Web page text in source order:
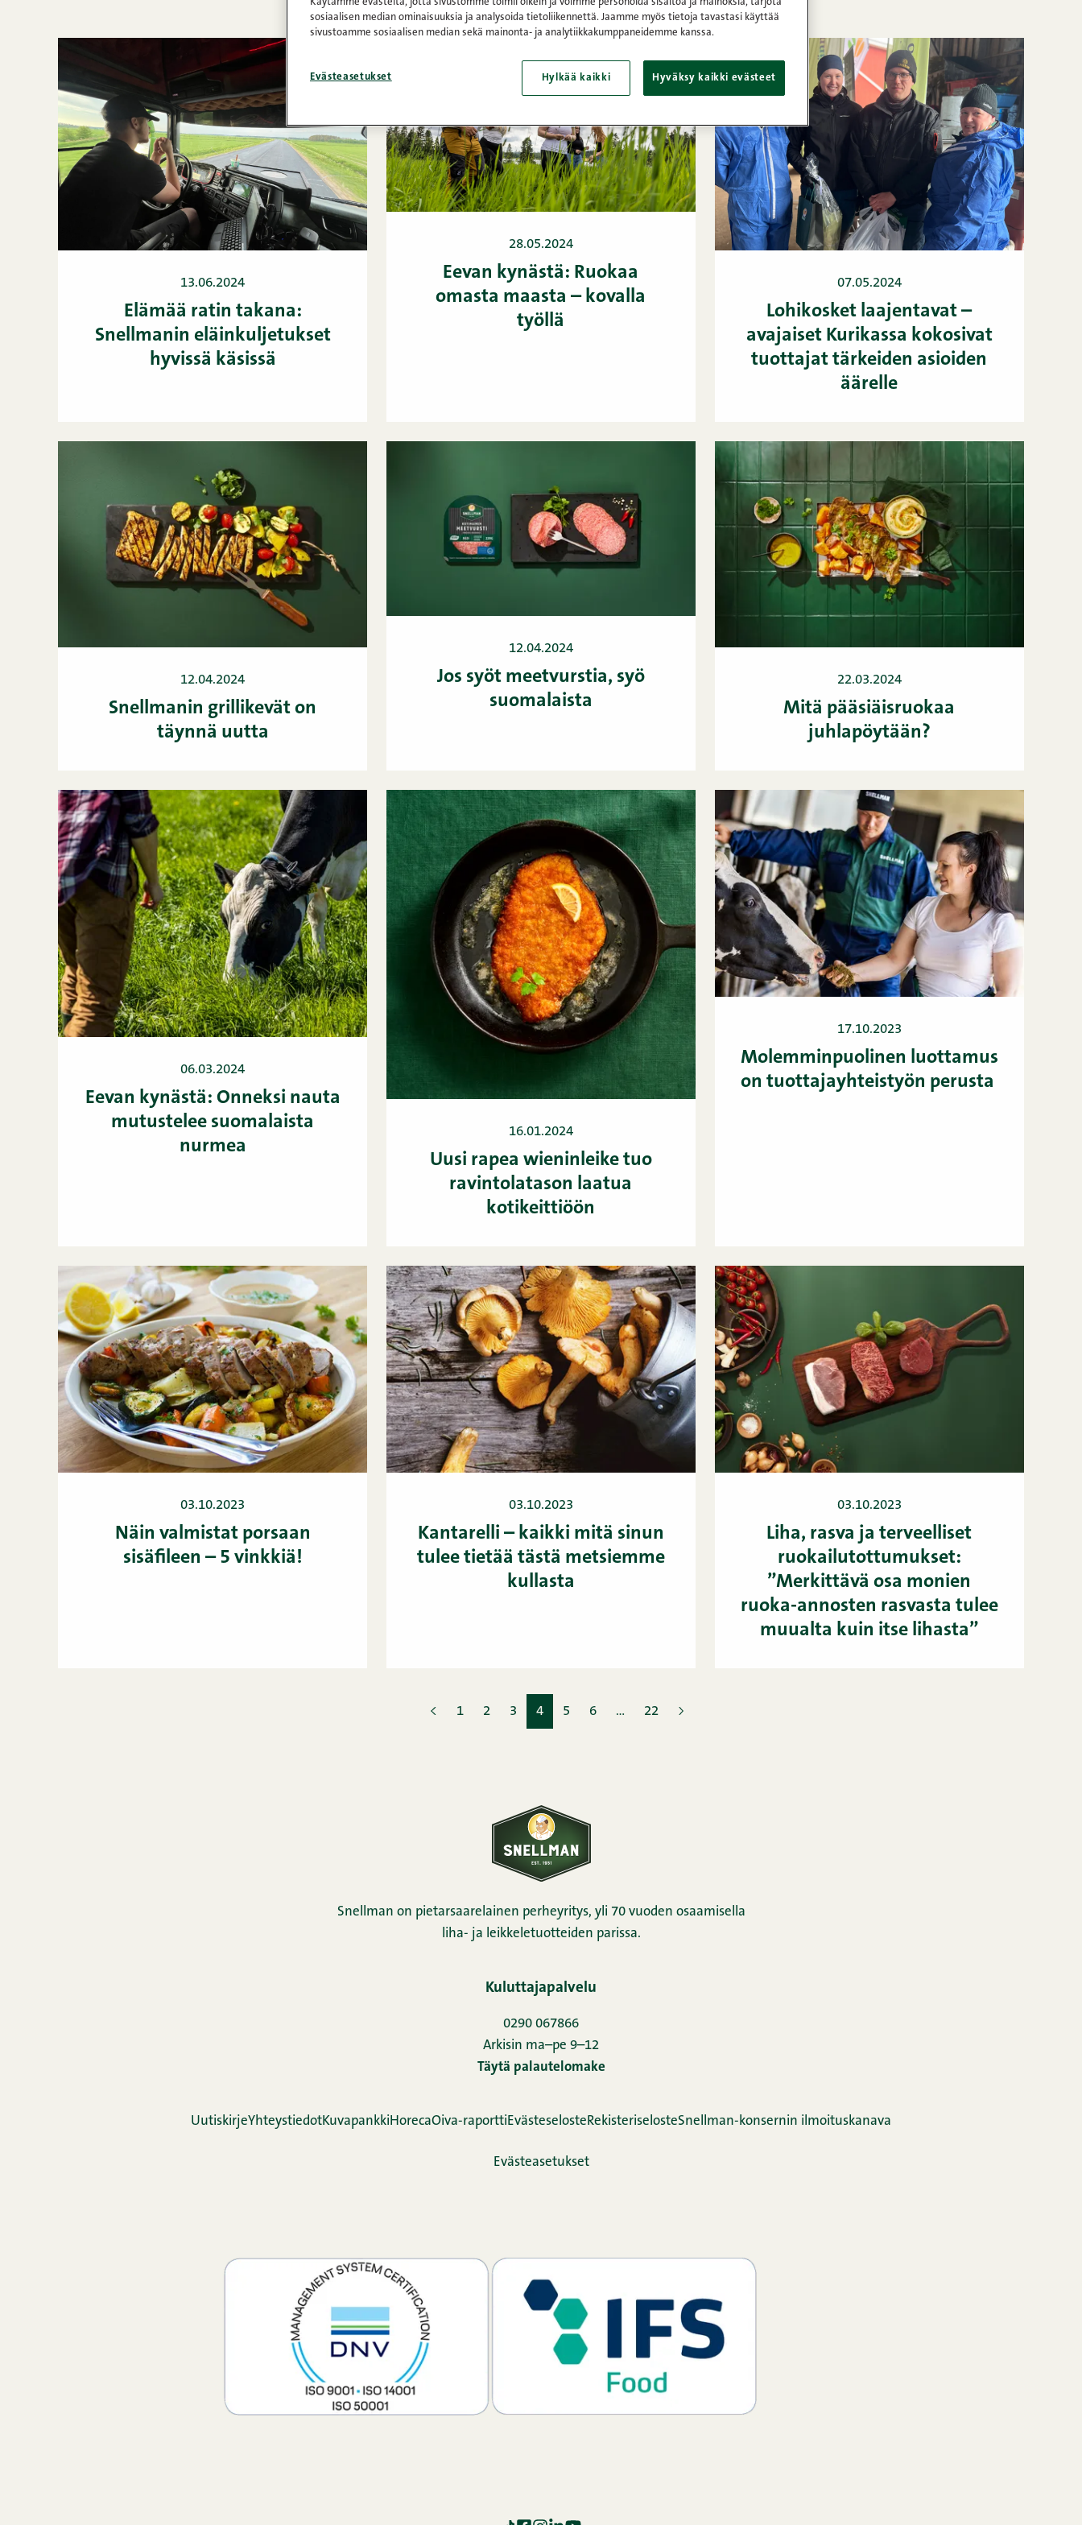
13.06.2024
Elämää ratin takana:
Snellmanin eläinkuljetukset
hyvissä käsissä
28.05.2024
Eevan kynästä: Ruokaa
omasta maasta – kovalla
työllä
07.05.2024
Lohikosket laajentavat –
avajaiset Kurikassa kokosivat
tuottajat tärkeiden asioiden
äärelle
12.04.2024
Snellmanin grillikevät on
täynnä uutta
12.04.2024
Jos syöt meetvurstia, syö
suomalaista
22.03.2024
Mitä pääsiäisruokaa
juhlapöytään?
06.03.2024
Eevan kynästä: Onneksi nauta
mutustelee suomalaista
nurmea
16.01.2024
Uusi rapea wieninleike tuo
ravintolatason laatua
kotikeittiöön
17.10.2023
Molemminpuolinen luottamus
on tuottajayhteistyön perusta
03.10.2023
Näin valmistat porsaan
sisäfileen – 5 vinkkiä!
03.10.2023
Kantarelli – kaikki mitä sinun
tulee tietää tästä metsiemme
kullasta
03.10.2023
Liha, rasva ja terveelliset
ruokailutottumukset:
”Merkittävä osa monien
ruoka-annosten rasvasta tulee
muualta kuin itse lihasta”
1 2 3 4 5 6 … 22
Snellman on pietarsaarelainen perheyritys, yli 70 vuoden osaamisella
liha- ja leikkeletuotteiden parissa.
Kuluttajapalvelu
0290 067866
Arkisin ma–pe 9–12
Täytä palautelomake
UutiskirjeYhteystiedotKuvapankki HorecaOiva-raportti Evästeseloste RekisteriselosteSnellman-konsernin ilmoituskanava
Evästeasetukset
TikTok
Facebook
Instagram
LinkedIn
YouTube
sosiaalisen median ominaisuuksia ja analysoida tietoliikennettä. Jaamme myös tietoja tavastasi käyttää
sivustoamme sosiaalisen median sekä mainonta- ja analytiikkakumppaneidemme kanssa.
Evästeasetukset Hylkää kaikki Hyväksy kaikki evästeet